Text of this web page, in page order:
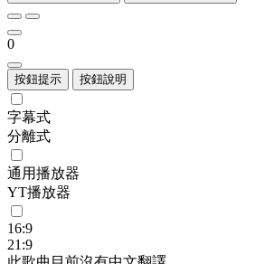
0
按鈕提示 按鈕說明
字幕式
分離式
通用播放器
YT播放器
16:9
21:9